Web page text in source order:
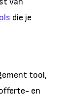
die je
tool,
en